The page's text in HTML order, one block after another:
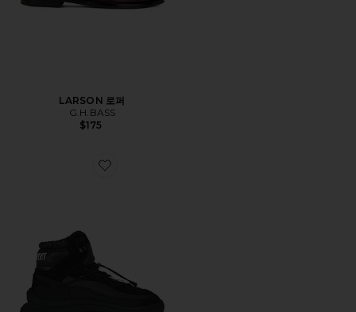
LARSON 로퍼
G.H.BASS
$175
Favorite MOON247 부츠